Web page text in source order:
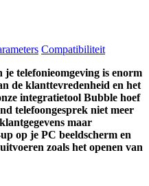
Compatibiliteit
telefonieomgeving is enorm
de klanttevredenheid en het
integratietool Bubble hoef
telefoongesprek niet meer
maar
op je PC beeldscherm en
zoals het openen van